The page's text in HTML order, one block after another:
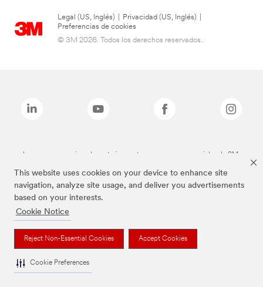
This website uses cookies on your device to enhance site
navigation, analyze site usage, and deliver you advertisements
based on your interests.
Cookie Notice
Reject Non-Essential Cookies Accept Cookies
Cookie Preferences
Legal (US, Inglés) Privacidad (US, Inglés)
Preferencias de cookies
© 3M 2026. Todos los derechos reservados..
Las marcas mencionadas anteriormente son marcas comerciales de 3M.